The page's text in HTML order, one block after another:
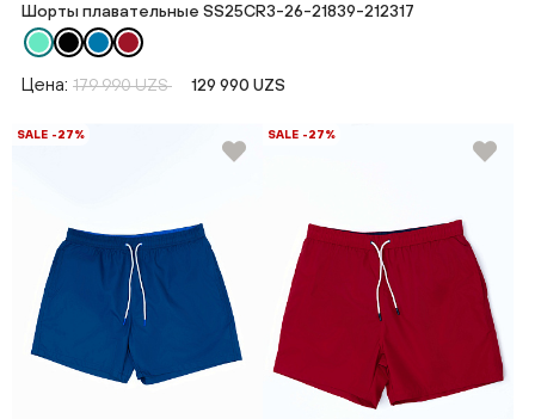
Шорты плавательные SS25CR3-26-21839-212317
Цена: 179 990 UZS 129 990 UZS
SALE -27% SALE -27%